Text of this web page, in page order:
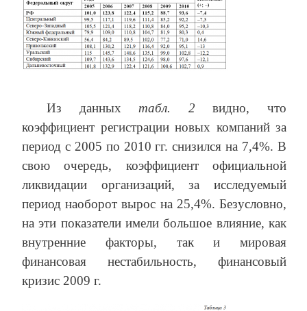
Из данных табл. 2видно, что
коэффициент регистрации новых компаний за
период с 2005 по 2010 гг. снизился на 7,4%. В
свою очередь, коэффициент официальной
ликвидации организаций, за исследуемый
период наоборот вырос на 25,4%. Безусловно,
на эти показатели имели большое влияние, как
внутренние факторы, так и мировая
финансовая нестабильность, финансовый
кризис 2009 г.